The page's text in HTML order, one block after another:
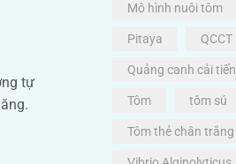
tự
Mô hình nuôi tôm
Pitaya QCCT
Quảng canh cải tiến
Tôm tôm sú
Tôm thẻ chân trắng